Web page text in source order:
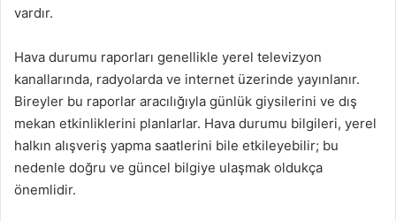
vardır.
Hava durumu raporları genellikle yerel televizyon
kanallarında, radyolarda ve internet üzerinde yayınlanır.
Bireyler bu raporlar aracılığıyla günlük giysilerini ve dış
mekan etkinliklerini planlarlar. Hava durumu bilgileri, yerel
halkın alışveriş yapma saatlerini bile etkileyebilir; bu
nedenle doğru ve güncel bilgiye ulaşmak oldukça
önemlidir.